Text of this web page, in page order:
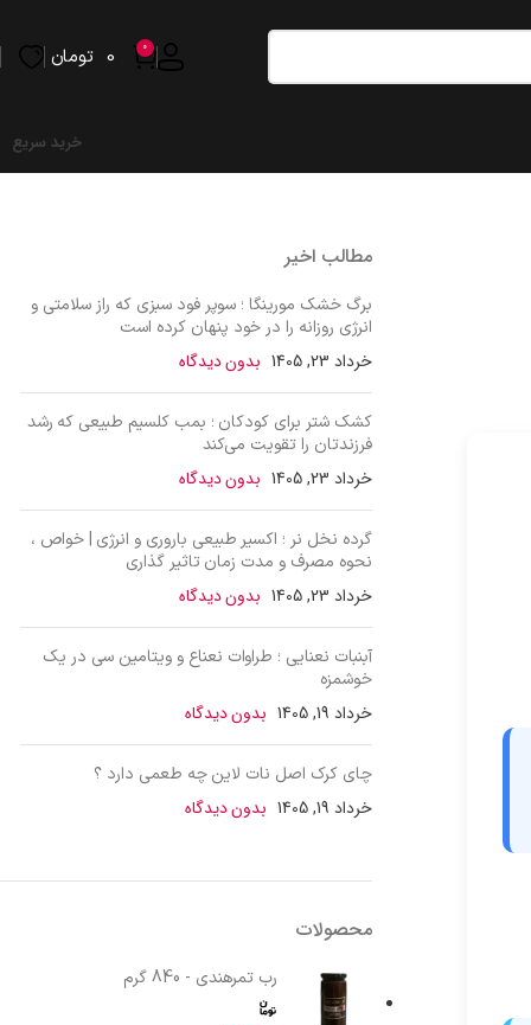
0
0 تومان
خرید سریع
مطالب اخیر
برگ خشک مورینگا ؛ سوپر فود سبزی که راز سلامتی و
انرژی روزانه را در خود پنهان کرده است
خرداد 23, 1405 بدون دیدگاه
کشک شتر برای کودکان ؛ بمب کلسیم طبیعی که رشد
فرزندتان را تقویت می‌کند
خرداد 23, 1405 بدون دیدگاه
گرده نخل نر ؛ اکسیر طبیعی باروری و انرژی | خواص ،
نحوه مصرف و مدت زمان تاثیر گذاری
خرداد 23, 1405 بدون دیدگاه
آبنبات نعنایی ؛ طراوات نعناع و ویتامین سی در یک
خوشمزه
خرداد 19, 1405 بدون دیدگاه
چای کرک اصل نات لاین چه طعمی دارد ؟
خرداد 19, 1405 بدون دیدگاه
محصولات
رب تمرهندی - 840 گرم